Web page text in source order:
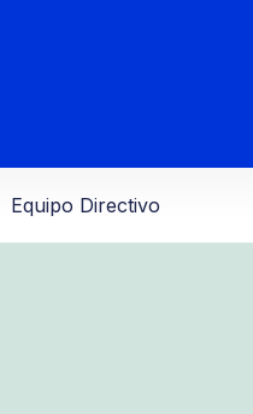
Equipo Directivo